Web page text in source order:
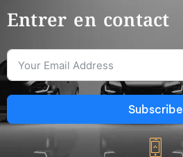
Entrer en contact
Subscribe